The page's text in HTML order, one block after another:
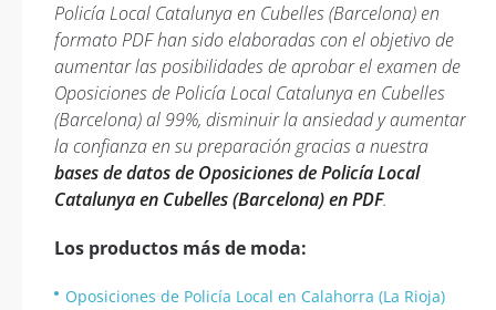
Policía Local Catalunya en Cubelles (Barcelona) en
formato PDF han sido elaboradas con el objetivo de
aumentar las posibilidades de aprobar el examen de
Oposiciones de Policía Local Catalunya en Cubelles
(Barcelona) al 99%, disminuir la ansiedad y aumentar
la confianza en su preparación gracias a nuestra
bases de datos de Oposiciones de Policía Local
Catalunya en Cubelles (Barcelona) en PDF.
Los productos más de moda:
Oposiciones de Policía Local en Calahorra (La Rioja)